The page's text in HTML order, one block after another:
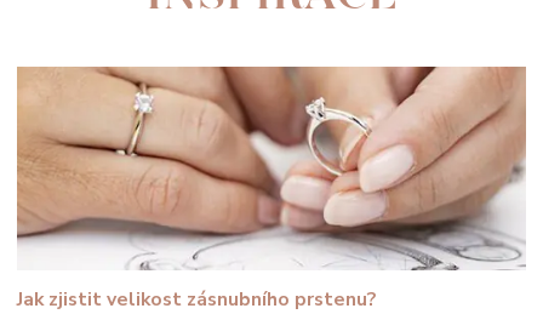
Jak zjistit velikost zásnubního prstenu?